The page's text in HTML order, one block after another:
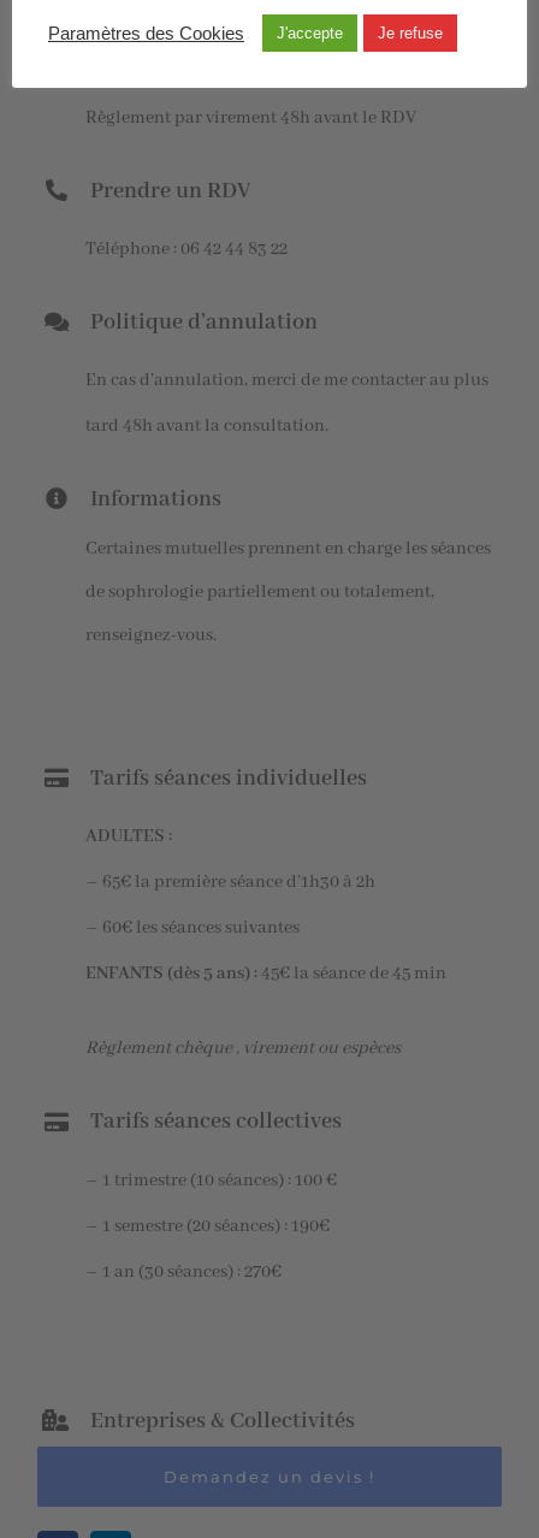
Séances à distance (Visio)
Règlement par virement 48h avant le RDV
Prendre un RDV
Téléphone : 06 42 44 83 22
Politique d’annulation
En cas d’annulation, merci de me contacter au plus
tard 48h avant la consultation.
Informations
Certaines mutuelles prennent en charge les séances
de sophrologie partiellement ou totalement,
renseignez-vous.
Tarifs séances individuelles
ADULTES :
– 65€ la première séance d’1h30 à 2h
– 60€ les séances suivantes
ENFANTS (dès 5 ans) :45€ la séance de 45 min
Règlement chèque , virement ou espèces
Tarifs séances collectives
– 1 trimestre (10 séances) : 100 €
– 1 semestre (20 séances) : 190€
– 1 an (30 séances) : 270€
Entreprises & Collectivités
Demandez un devis !
Paramètres des Cookies J'accepte Je refuse